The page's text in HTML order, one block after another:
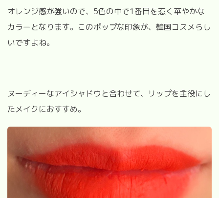
オレンジ感が強いので、5色の中で1番目を惹く華やかな
カラーとなります。このポップな印象が、韓国コスメらし
いですよね。
ヌーディーなアイシャドウと合わせて、リップを主役にし
たメイクにおすすめ。